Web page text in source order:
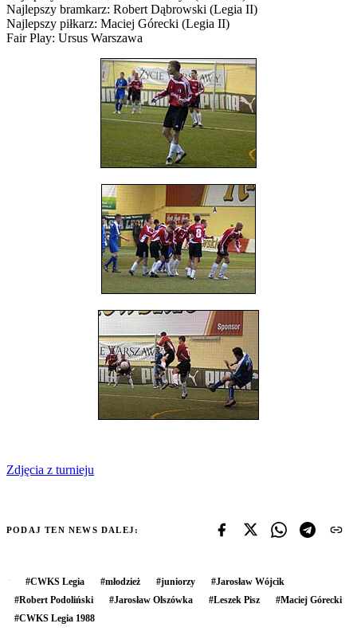
Najlepszy bramkarz: Robert Dąbrowski (Legia II)
Najlepszy piłkarz: Maciej Górecki (Legia II)
Fair Play: Ursus Warszawa
Zdjęcia z turnieju
PODAJ TEN NEWS DALEJ:
#CWKS Legia #młodzież #juniorzy #Jarosław Wójcik
#Robert Podoliński #Jarosław Olszówka #Leszek Pisz #Maciej Górecki
#CWKS Legia 1988